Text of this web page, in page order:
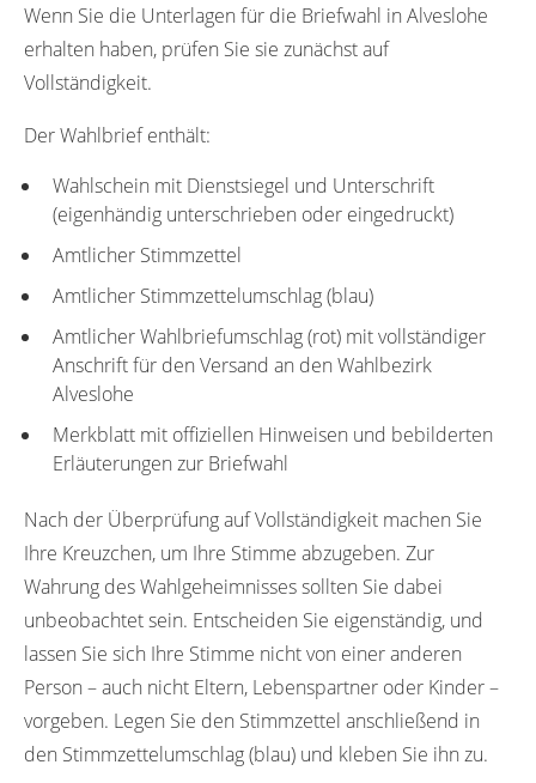
Wenn Sie die Unterlagen für die Briefwahl in Alveslohe
erhalten haben, prüfen Sie sie zunächst auf
Vollständigkeit.
Der Wahlbrief enthält:
Wahlschein mit Dienstsiegel und Unterschrift
(eigenhändig unterschrieben oder eingedruckt)
Amtlicher Stimmzettel
Amtlicher Stimmzettelumschlag (blau)
Amtlicher Wahlbriefumschlag (rot) mit vollständiger
Anschrift für den Versand an den Wahlbezirk
Alveslohe
Merkblatt mit offiziellen Hinweisen und bebilderten
Erläuterungen zur Briefwahl
Nach der Überprüfung auf Vollständigkeit machen Sie
Ihre Kreuzchen, um Ihre Stimme abzugeben. Zur
Wahrung des Wahlgeheimnisses sollten Sie dabei
unbeobachtet sein. Entscheiden Sie eigenständig, und
lassen Sie sich Ihre Stimme nicht von einer anderen
Person – auch nicht Eltern, Lebenspartner oder Kinder –
vorgeben. Legen Sie den Stimmzettel anschließend in
den Stimmzettelumschlag (blau) und kleben Sie ihn zu.